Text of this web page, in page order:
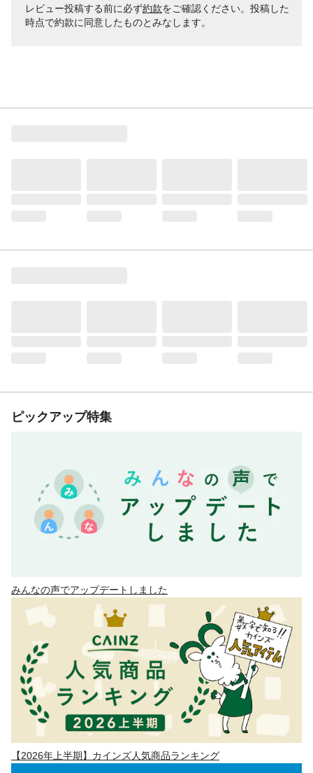
レビュー投稿する前に必ず約款をご確認ください。投稿した
時点で約款に同意したものとみなします。
ピックアップ特集
みんなの声でアップデートしました
【2026年上半期】カインズ人気商品ランキング